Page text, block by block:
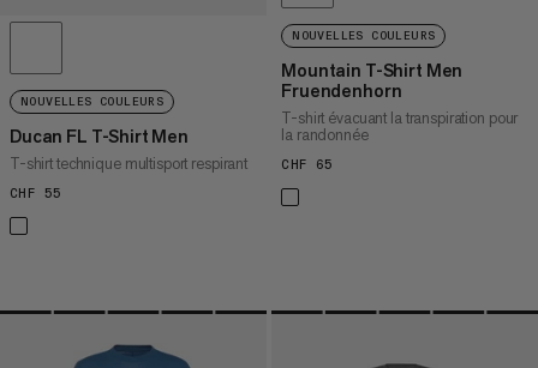
NOUVELLES COULEURS
Ducan FL T-Shirt Men
T-shirt technique multisport respirant
CHF 55
NOUVELLES COULEURS
Mountain T-Shirt Men
Fruendenhorn
T-shirt évacuant la transpiration pour
la randonnée
CHF 65